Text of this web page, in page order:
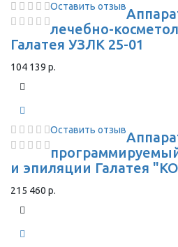
Оставить отзыв
лечебно-
Галатея УЗЛК 25-01
104 139 р.
Оставить отзыв
и эпиляции Галатея
215 460 р.